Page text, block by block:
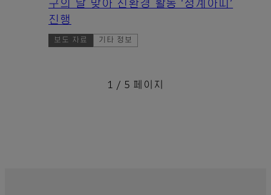
구의 날 맞아 친환경 활동 ‘청계아띠’
진행
보도 자료 기타 정보
1 / 5 페이지